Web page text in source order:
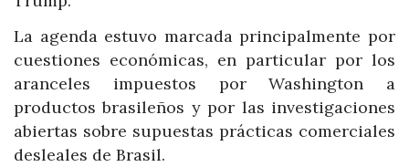
La agenda estuvo marcada principalmente por
cuestiones económicas, en particular por los
aranceles impuestos por Washington a
productos brasileños y por las investigaciones
abiertas sobre supuestas prácticas comerciales
desleales de Brasil.